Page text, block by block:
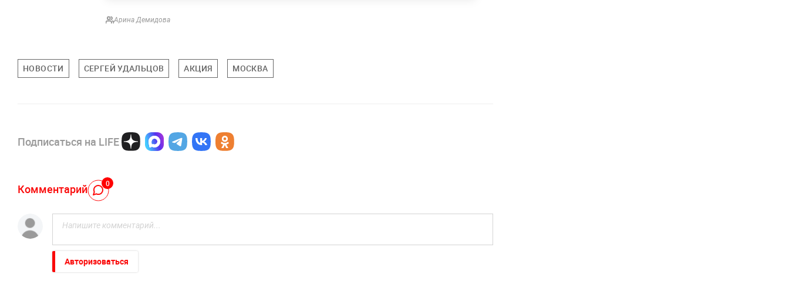
Арина Демидова
НОВОСТИ СЕРГЕЙ УДАЛЬЦОВ АКЦИЯ МОСКВА
Подписаться на LIFE
Комментарий 0
Авторизоваться